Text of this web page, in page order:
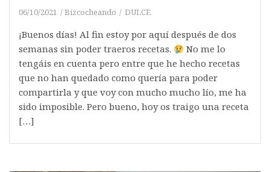
06/10/2021 Bizcocheando DULCE
¡Buenos días! Al fin estoy por aquí después de dos
semanas sin poder traeros recetas.
No me lo
tengáis en cuenta pero entre que he hecho recetas
que no han quedado como quería para poder
compartirla y que voy con mucho mucho lío, me ha
sido imposible. Pero bueno, hoy os traigo una receta
[…]